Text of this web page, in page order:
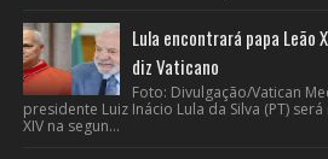
Lula encontrará papa Leão
diz Vaticano
Foto: Divulgação/Vatican
presidente Luiz Inácio Lula da Silva (PT)
XIV na segun...